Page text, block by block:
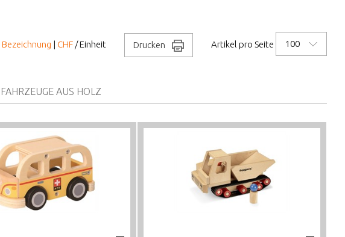
Artikel pro Seite 100
Drucken
Bezeichnung | CHF / Einheit
FAHRZEUGE AUS HOLZ